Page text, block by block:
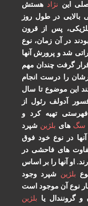
این نژاد هستش
بالایی در طول روز
پس از قرون
در آن زمان، نوع
شد و پرورش آنها
گرفت چندان مهم
را درست انجام
این موضوع تا سال
آدولف رئول از
تهیه کرد و
سگ های بلژین شپرد
آنها در نوع خود فوق
های فاحشی در
او آنها را بر اساس
بلژین شپرد وجود
نوع آن موجود است
و گرونندال یا بلژین